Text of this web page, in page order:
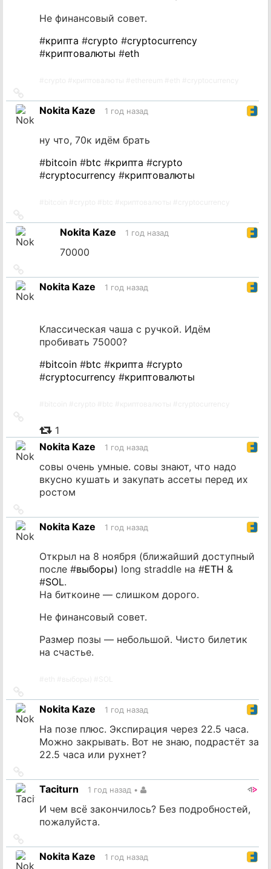
Не финансовый совет.
#крипта #crypto #cryptocurrency
#криптовалюты #eth
на
источник
Nokita Kaze 1 год назад
ну что, 70к идём брать
#bitcoin #btc #крипта #crypto
#cryptocurrency #криптовалюты
на
источникNokita Kaze 1 год назад
70000
на
источник
Nokita Kaze 1 год назад
Классическая чаша с ручкой. Идём
пробивать 75000?
#bitcoin #btc #крипта #crypto
#cryptocurrency #криптовалюты
источник
1
Nokita Kaze
1 год назад
совы очень умные. совы знают, что надо
вкусно кушать и закупать ассеты перед их
ростом
на
источник
Nokita Kaze 1 год назад
Открыл на 8 ноября (ближайший доступный
после #выборы) long straddle на #ETH &
#SOL.
На биткоине — слишком дорого.
Не финансовый совет.
Размер позы — небольшой. Чисто билетик
на счастье.
на
источник
Nokita Kaze 1 год назад
На позе плюс. Экспирация через 22.5 часа.
Можно закрывать. Вот не знаю, подрастёт за
22.5 часа или рухнет?
на
источник
Taciturn 1 год назад •
И чем всё закончилось? Без подробностей,
пожалуйста.
на
источник
Nokita Kaze 1 год назад